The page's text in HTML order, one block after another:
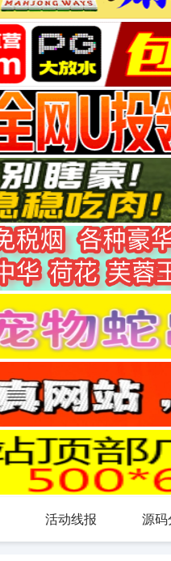
活动线报 源